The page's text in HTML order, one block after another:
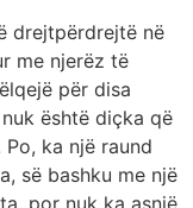
drejtpërdrejtë në
me njerëz të
për disa
është diçka që
ka një raund
së bashku me një
por nuk ka asnjë